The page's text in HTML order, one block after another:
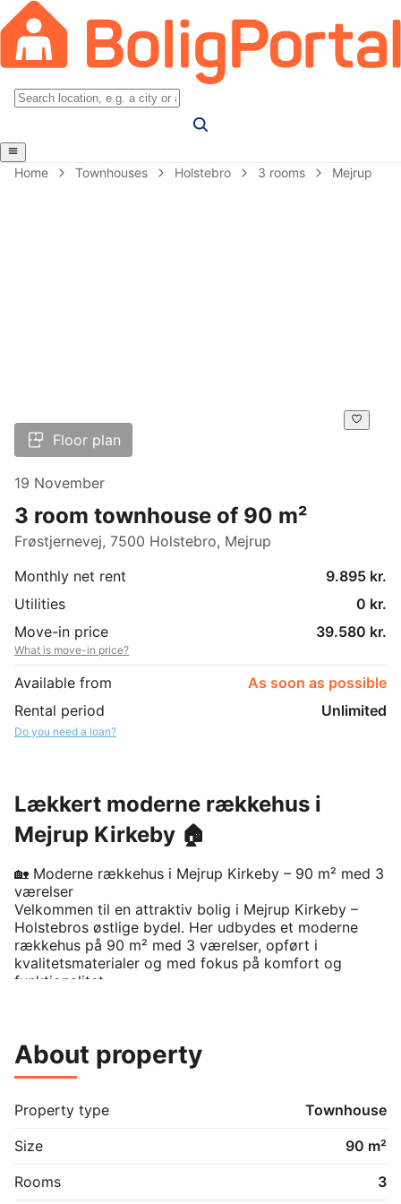
Home Townhouses Holstebro 3 rooms Mejrup
Floor plan
19 November
3 room townhouse of 90 m²
Frøstjernevej, 7500 Holstebro, Mejrup
Monthly net rent
9.895 kr.
Utilities
0 kr.
Move-in price
39.580 kr.
What is move-in price?
Available from
As soon as possible
Rental period
Unlimited
Do you need a loan?
Lækkert moderne rækkehus i
Mejrup Kirkeby 🏠
🏡 Moderne rækkehus i Mejrup Kirkeby – 90 m² med 3
værelser
Velkommen til en attraktiv bolig i Mejrup Kirkeby –
Holstebros østlige bydel. Her udbydes et moderne
rækkehus på 90 m² med 3 værelser, opført i
kvalitetsmaterialer og med fokus på komfort og
funktionalitet.
• 	Alle hvidevarer installeret
• 	Terrasse på begge sider af huset
• 	Fast vicevært tilknyttet
🐶 Du må selvfølgelig have dit kæledyr med.
About property
Property type
Townhouse
Size
90 m²
Rooms
3